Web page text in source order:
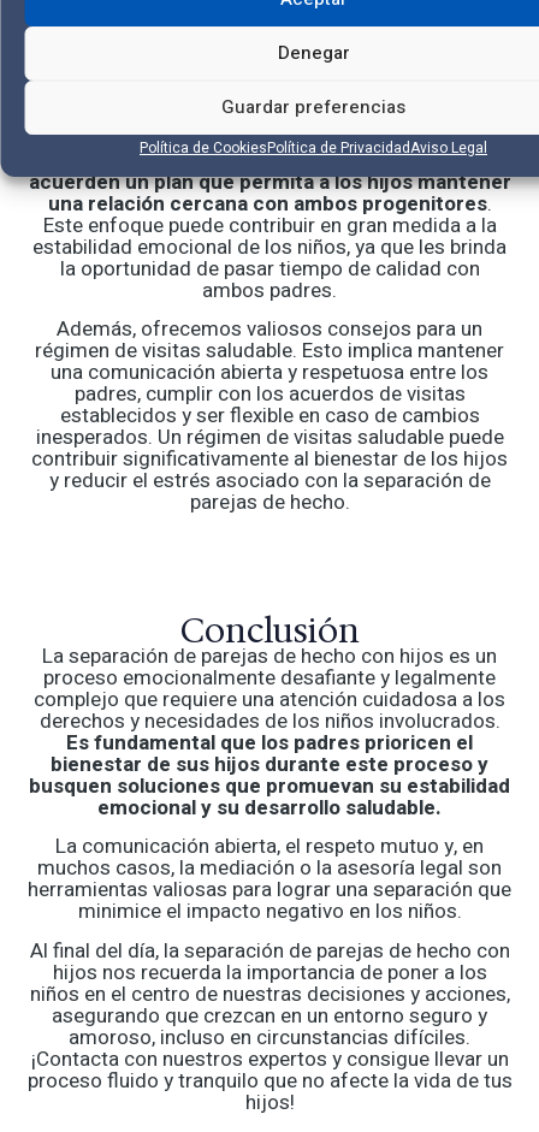
Denegar
Guardar preferencias
Política de CookiesPolítica de PrivacidadAviso Legal
El régimen de visitas y su
impacto
El régimen de visitas es un aspecto fundamental a
considerar en la separación de parejas de hecho con
hijos.Para establecer un régimen de visitas
equitativo, es esencial que los padres colaboren y
acuerden un plan que permita a los hijos mantener
una relación cercana con ambos progenitores.
Este enfoque puede contribuir en gran medida a la
estabilidad emocional de los niños, ya que les brinda
la oportunidad de pasar tiempo de calidad con
ambos padres.
Además, ofrecemos valiosos consejos para un
régimen de visitas saludable. Esto implica mantener
una comunicación abierta y respetuosa entre los
padres, cumplir con los acuerdos de visitas
establecidos y ser flexible en caso de cambios
inesperados. Un régimen de visitas saludable puede
contribuir significativamente al bienestar de los hijos
y reducir el estrés asociado con la separación de
parejas de hecho.
Conclusión
La separación de parejas de hecho con hijos es un
proceso emocionalmente desafiante y legalmente
complejo que requiere una atención cuidadosa a los
derechos y necesidades de los niños involucrados.
Es fundamental que los padres prioricen el
bienestar de sus hijos durante este proceso y
busquen soluciones que promuevan su estabilidad
emocional y su desarrollo saludable.
La comunicación abierta, el respeto mutuo y, en
muchos casos, la mediación o la asesoría legal son
herramientas valiosas para lograr una separación que
minimice el impacto negativo en los niños.
Al final del día, la separación de parejas de hecho con
hijos nos recuerda la importancia de poner a los
niños en el centro de nuestras decisiones y acciones,
asegurando que crezcan en un entorno seguro y
amoroso, incluso en circunstancias difíciles.
¡Contacta con nuestros expertos y consigue llevar un
proceso fluido y tranquilo que no afecte la vida de tus
hijos!